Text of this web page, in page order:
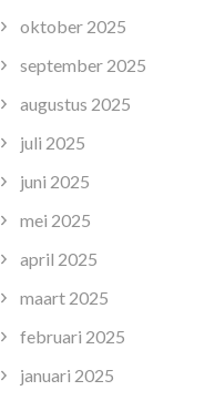
oktober 2025
september 2025
augustus 2025
juli 2025
juni 2025
mei 2025
april 2025
maart 2025
februari 2025
januari 2025